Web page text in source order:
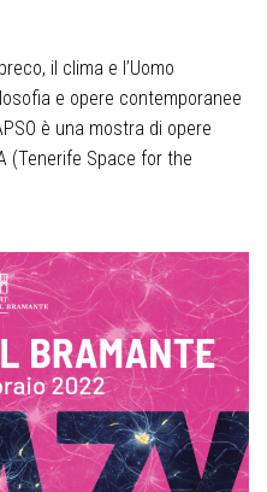
il clima e l’Uomo
e opere contemporanee
è una mostra di opere
(Tenerife Space for the